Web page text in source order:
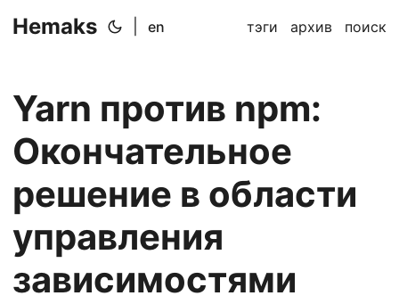
Hemaks en тэги архив поиск
Yarn против npm:
Окончательное
решение в области
управления
зависимостями